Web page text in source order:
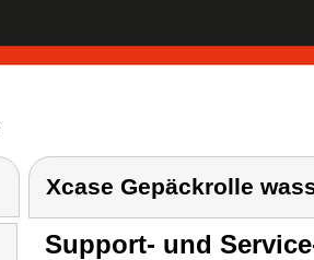
Xcase Gepäckrolle
Support- und